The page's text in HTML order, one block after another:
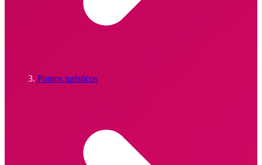
Pontos turísticos